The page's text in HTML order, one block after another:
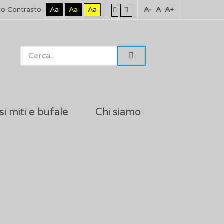
Contrasto Aa Aa Aa A- A A+
miti e bufale Chi siamo